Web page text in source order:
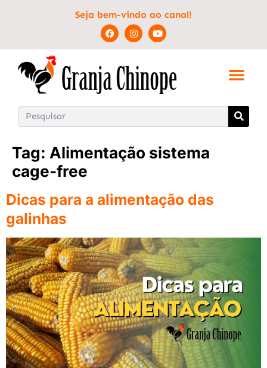
Seja bem-vindo ao canal!
Tag: Alimentação sistema
cage-free
Dicas para a alimentação das
galinhas